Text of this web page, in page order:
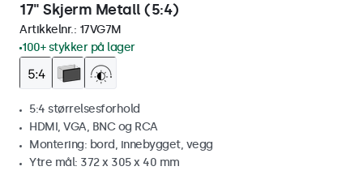
17" Skjerm Metall (5:4)
Artikkelnr.: 17VG7M
100+ stykker på lager
5:4 størrelsesforhold
HDMI, VGA, BNC og RCA
Montering: bord, innebygget, vegg
Ytre mål: 372 x 305 x 40 mm